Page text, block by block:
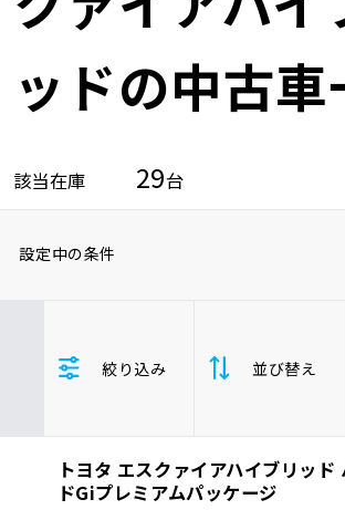
品質管理とサポート体制
オイル交換・点検・整備予約
企業情報
ッドの中古
該当在庫 29台
設定中の条件
ホンダ
マツダ
ミツ
エスクァイア/エスクァイアハ
ミニバン/ワンボックス
絞り込み 並び替え
支払総
額
安い順
トヨタ エスクァイアハイブリッド
ドGiプレミアムパッケージ